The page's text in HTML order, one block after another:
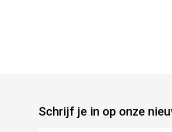
Schrijf je in op onze